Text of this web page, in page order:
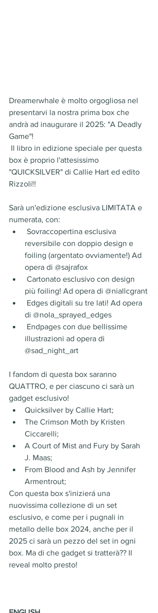
Dreamerwhale è molto orgogliosa nel
presentarvi la nostra prima box che
andrà ad inaugurare il 2025: "A Deadly
Game"!
Il libro in edizione speciale per questa
box è proprio l'attesissimo
"QUICKSILVER" di Callie Hart ed edito
Rizzoli!!
Sarà un'edizione esclusiva LIMITATA e
numerata, con:
Sovraccopertina esclusiva
reversibile con doppio design e
foiling (argentato ovviamente!) Ad
opera di @sajrafox
Cartonato esclusivo con design
più foiling! Ad opera di @niallcgrant
Edges digitali su tre lati! Ad opera
di @nola_sprayed_edges
Endpages con due bellissime
illustrazioni ad opera di
@sad_night_art
I fandom di questa box saranno
QUATTRO, e per ciascuno ci sarà un
gadget esclusivo!
Quicksilver by Callie Hart;
The Crimson Moth by Kristen
Ciccarelli;
A Court of Mist and Fury by Sarah
J. Maas;
From Blood and Ash by Jennifer
Armentrout;
Con questa box s'inizierá una
nuovissima collezione di un set
esclusivo, e come per i pugnali in
metallo delle box 2024, anche per il
2025 ci sarà un pezzo del set in ogni
box. Ma di che gadget si tratterà?? Il
reveal molto presto!